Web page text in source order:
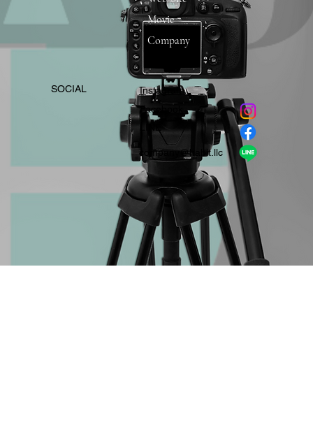
Movie
Company
​SOCIAL
Instagram
​Facebook
company＠habit.llc